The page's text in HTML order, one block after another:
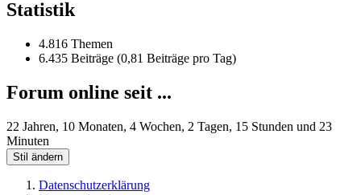
Statistik
4.816 Themen
6.435 Beiträge (0,81 Beiträge pro Tag)
Forum online seit ...
22 Jahren, 10 Monaten, 4 Wochen, 2 Tagen, 15 Stunden und 23
Minuten
Stil ändern
Datenschutzerklärung